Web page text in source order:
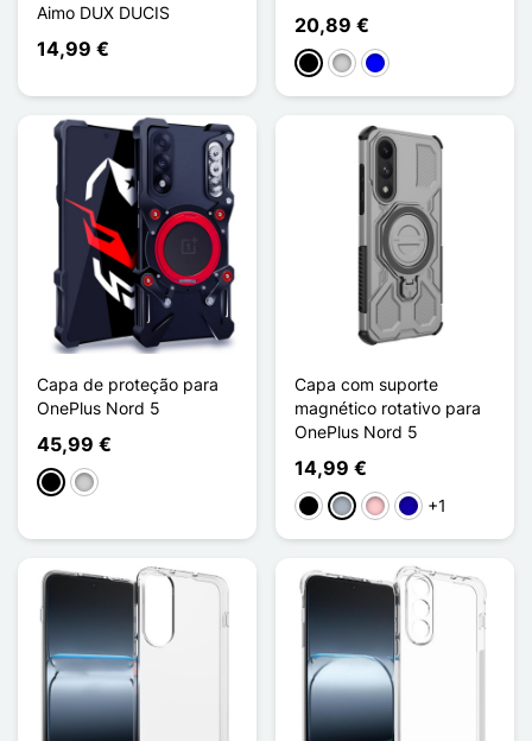
Aimo DUX DUCIS
14,99 €
20,89 €
PretoPrataAzul
Capa de proteção para
OnePlus Nord 5
45,99 €
PretoPrata
Capa com suporte
magnético rotativo para
OnePlus Nord 5
14,99 €
PretoCinzento
RosaAzul Escuro
+1